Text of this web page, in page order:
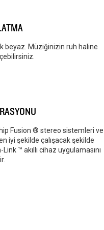
beyaz. Müziğinizin ruh haline
Fusion ® stereo sistemleri ve
iyi şekilde çalışacak şekilde
™ akıllı cihaz uygulamasını